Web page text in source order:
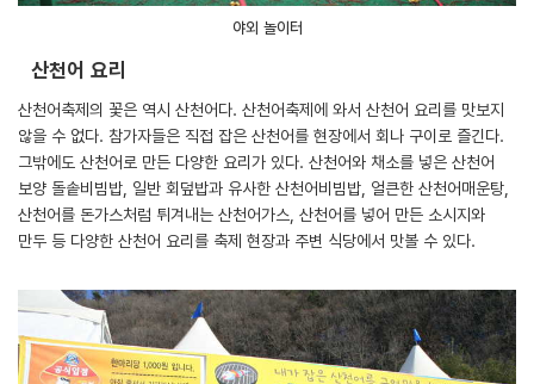
야외 놀이터
산천어 요리
산천어축제의 꽃은 역시 산천어다. 산천어축제에 와서 산천어 요리를 맛보지
않을 수 없다. 참가자들은 직접 잡은 산천어를 현장에서 회나 구이로 즐긴다.
그밖에도 산천어로 만든 다양한 요리가 있다. 산천어와 채소를 넣은 산천어
보양 돌솥비빔밥, 일반 회덮밥과 유사한 산천어비빔밥, 얼큰한 산천어매운탕,
산천어를 돈가스처럼 튀겨내는 산천어가스, 산천어를 넣어 만든 소시지와
만두 등 다양한 산천어 요리를 축제 현장과 주변 식당에서 맛볼 수 있다.